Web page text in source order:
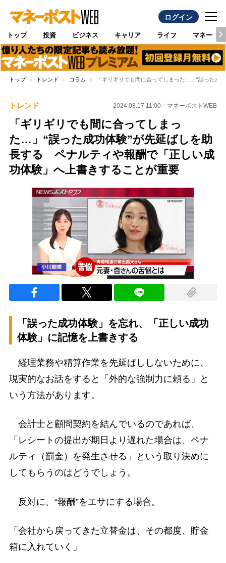
ログイン
トップ 投資 ビジネス キャリア ライフ マネー
トップ トレンド コラム 「ギリギリでも間に合ってしまった…」“誤った
トレンド 2024.08.17 11:00 マネーポストWEB
「ギリギリでも間に合ってしまっ
た…」“誤った成功体験”が先延ばしを助
長する ペナルティや報酬で「正しい成
功体験」へ上書きすることが重要
「誤った成功体験」を忘れ、「正しい成功
体験」に記憶を上書きする
経理業務や精算作業を先延ばししないために、
現実的なお話をすると「外的な強制力に頼る」と
いう方法があります。
会計士と顧問契約を結んでいるのであれば、
「レシートの提出が期日より遅れた場合は、ペナ
ルティ（罰金）を発生させる」という取り決めに
してもらうのはどうでしょう。
反対に、“報酬”をエサにする場合。
「会社から戻ってきた立替金は、その都度、貯金
箱に入れていく」